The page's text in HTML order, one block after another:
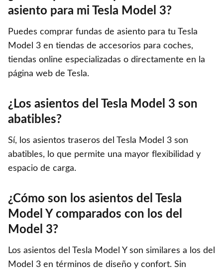
asiento para mi Tesla Model 3?
Puedes comprar fundas de asiento para tu Tesla
Model 3 en tiendas de accesorios para coches,
tiendas online especializadas o directamente en la
página web de Tesla.
¿Los asientos del Tesla Model 3 son
abatibles?
Sí, los asientos traseros del Tesla Model 3 son
abatibles, lo que permite una mayor flexibilidad y
espacio de carga.
¿Cómo son los asientos del Tesla
Model Y comparados con los del
Model 3?
Los asientos del Tesla Model Y son similares a los del
Model 3 en términos de diseño y confort. Sin